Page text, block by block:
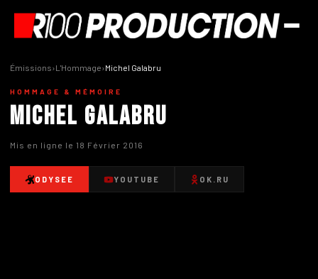
Émissions›L'Hommage›Michel Galabru
HOMMAGE & MÉMOIRE
Michel Galabru
Mis en ligne le 18 Février 2016
ODYSEE YOUTUBE OK.RU